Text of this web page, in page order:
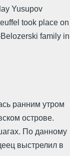
Yusupov
took place on
family in
ранним утром
острове.
По данному
выстрелил в